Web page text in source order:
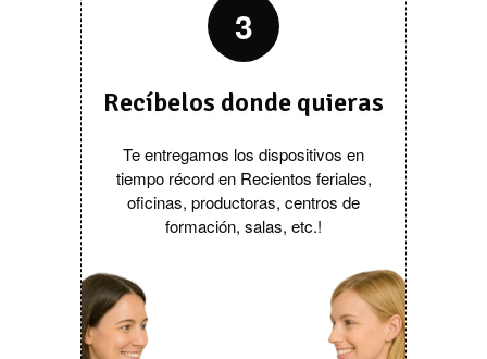
3
Recíbelos donde quieras
Te entregamos los dispositivos en
tiempo récord en Recientos feriales,
oficinas, productoras, centros de
formación, salas, etc.!